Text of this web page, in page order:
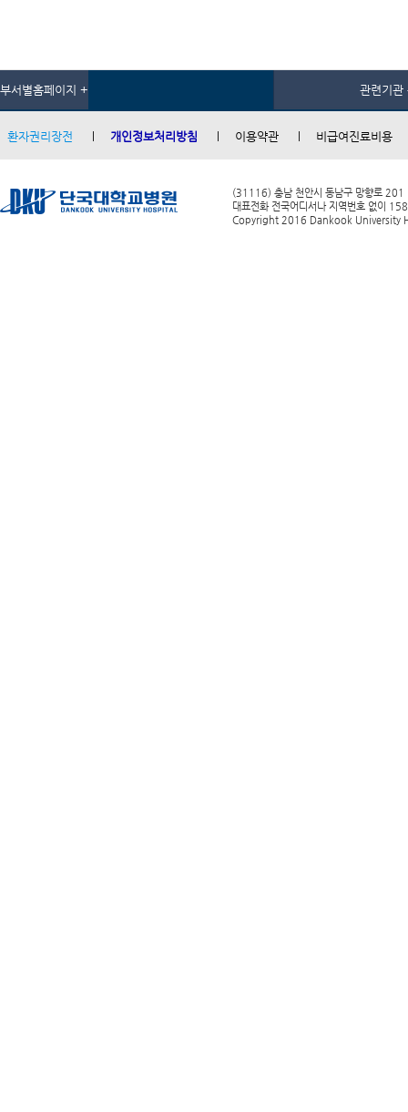
부서별홈페이지 + 관련기관
환자권리장전 개인정보처리방침 이용약관 비급여진료비용
(31116) 충남 천안시 동남구 망향로 201
대표전화 전국어디서나 지역번호 없이
Copyright 2016 Dankook University